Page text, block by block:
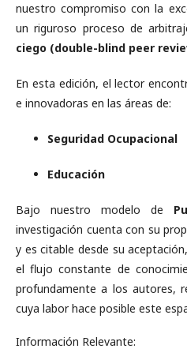
nuestro compromiso con la
un riguroso proceso de
ciego (double-blind peer
En esta edición, el lector
e innovadoras en las áreas de:
Seguridad Ocupacional
Educación
Bajo nuestro modelo de
investigación cuenta con su
y es citable desde su
el flujo constante de
profundamente a los autores,
cuya labor hace posible este
Información Relevante: